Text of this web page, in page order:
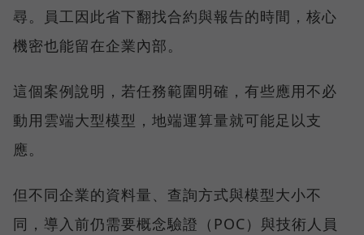
尋。員工因此省下翻找合約與報告的時間，核心
機密也能留在企業內部。
這個案例說明，若任務範圍明確，有些應用不必
動用雲端大型模型，地端運算量就可能足以支
應。
但不同企業的資料量、查詢方式與模型大小不
同，導入前仍需要概念驗證（POC）與技術人員